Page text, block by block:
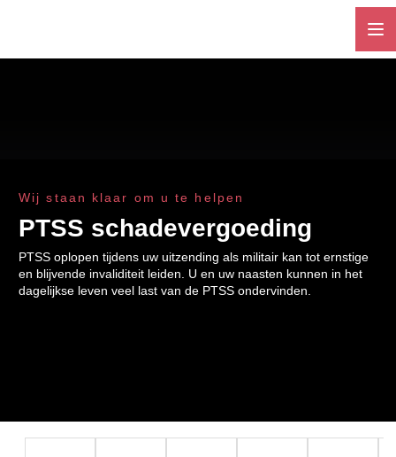
Wij staan klaar om u te helpen
PTSS schadevergoeding
PTSS oplopen tijdens uw uitzending als militair kan tot ernstige
en blijvende invaliditeit leiden. U en uw naasten kunnen in het
dagelijkse leven veel last van de PTSS ondervinden.